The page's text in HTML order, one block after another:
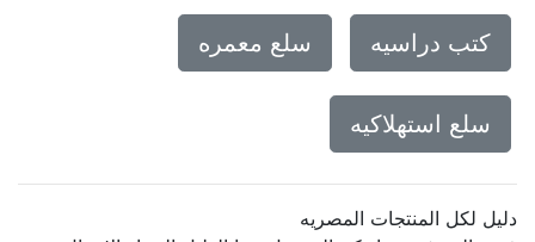
كتب دراسيه سلع معمره
سلع استهلاكيه
دليل لكل المنتجات المصريه